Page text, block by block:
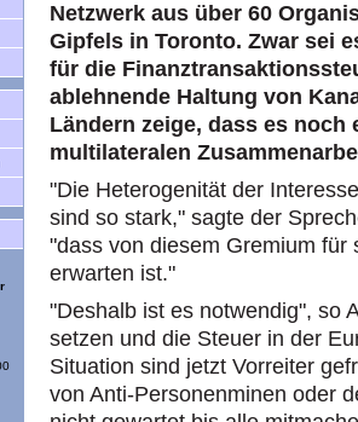
Netzwerk aus über 60
Gipfels in Toronto. Zwar sei
für die
ablehnende Haltung von
Ländern zeige, dass es noch
multilateralen
"Die Heterogenität der
sind so stark," sagte der
"dass von diesem Gremium
erwarten ist."
"Deshalb ist es notwendig", so
setzen und die Steuer in der
Situation sind jetzt Vorreiter
von Anti-Personenminen oder